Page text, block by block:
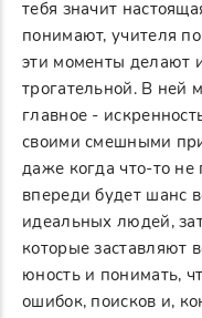
тебя значит
понимают, учителя
эти моменты делают
трогательной. В ней
главное -
своими смешными
даже когда что-то не
впереди будет шанс
идеальных людей,
которые заставляют
юность и понимать,
ошибок, поисков и,